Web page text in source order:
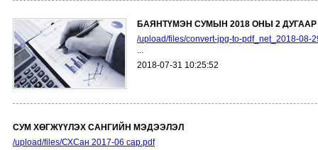
БАЯНТҮМЭН СУМЫН 2018 ОНЫ 2
/upload/files/convert-jpg-to-pdf_net_2018-08-
...
2018-07-31 10:25:52
СУМ ХӨГЖҮҮЛЭХ САНГИЙН МЭДЭЭЛЭЛ
/upload/files/СХСан 2017-06 сар.pdf